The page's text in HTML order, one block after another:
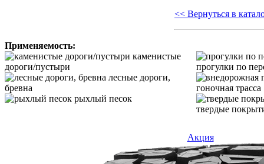
<< Вернуться в
Применяемость:
каменистые
дороги/пустыри
прогулки по
лесные дороги,
бревна
гоночная трасса
рыхлый песок
твердые
Акция